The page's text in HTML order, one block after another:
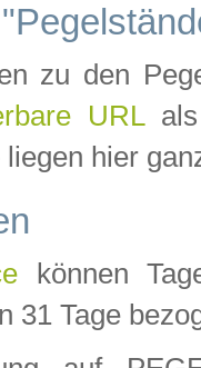
zu den
URLals
hier
können
31 Tage